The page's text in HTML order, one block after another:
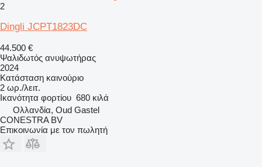
2
Dingli JCPT1823DC
44.500 €
Ψαλιδωτός ανυψωτήρας
2024
Κατάσταση καινούριο
2 ωρ./λειτ.
Ικανότητα φορτίου 680 κιλά
Ολλανδία, Oud Gastel
CONESTRA BV
Επικοινωνία με τον πωλητή